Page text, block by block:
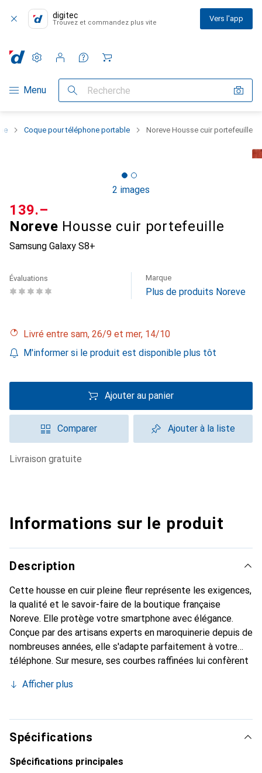
digitec
Trouvez et commandez plus vite Vers l'app
Navigation par catégorie
Menu Recherche
Paramètres
Compte client
Listes de comparaison
Listes d'envies
Panier
Coque pour téléphone portable Noreve Housse cuir portefeuille
2 images
Noreve Housse cuir portefeuille
Samsung Galaxy S8+
CHF
139.–
Évaluations Marque
Plus de produits Noreve
Livré entre sam, 26/9 et mer, 14/10
M'informer si le produit est disponible plus tôt
Ajouter au panier
Comparer Ajouter à la liste
livraison gratuite
Informations sur le produit
Description
Cette housse en cuir pleine fleur représente les exigences,
la qualité et le savoir-faire de la boutique française
Noreve. Elle protège votre smartphone avec élégance.
Conçue par des artisans experts en maroquinerie depuis de
nombreuses années, elle s'adapte parfaitement à votre
téléphone. Sur mesure, ses courbes raffinées lui confèrent
et indispensable pour votre smartphone. Reconnaître
marque Noreve est un choix sûr pour une clientèle
exigeante.
Afficher plus
Spécifications
Spécifications principales